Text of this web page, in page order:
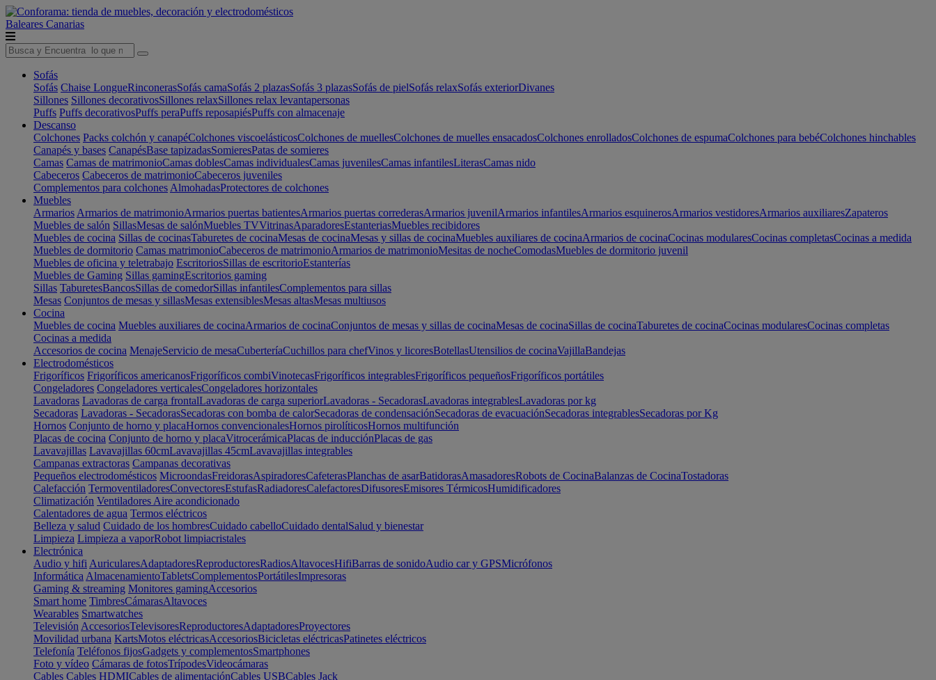
Baleares Canarias
Sofás
Sofás Chaise LongueRinconerasSofás camaSofás 2 plazasSofás 3 plazasSofás de pielSofás relaxSofás exteriorDivanes
Sillones Sillones decorativosSillones relaxSillones relax levantapersonas
Puffs Puffs decorativosPuffs peraPuffs reposapiésPuffs con almacenaje
Descanso
Colchones Packs colchón y canapéColchones viscoelásticosColchones de muellesColchones de muelles ensacadosColchones enrolladosColchones de espumaColchones para bebéColchones hinchables
Canapés y bases CanapésBase tapizadasSomieresPatas de somieres
Camas Camas de matrimonioCamas doblesCamas individualesCamas juvenilesCamas infantilesLiterasCamas nido
Cabeceros Cabeceros de matrimonioCabeceros juveniles
Complementos para colchones AlmohadasProtectores de colchones
Muebles
Armarios Armarios de matrimonioArmarios puertas batientesArmarios puertas correderasArmarios juvenilArmarios infantilesArmarios esquinerosArmarios vestidoresArmarios auxiliaresZapateros
Muebles de salón SillasMesas de salónMuebles TVVitrinasAparadoresEstanteriasMuebles recibidores
Muebles de cocina Sillas de cocinasTaburetes de cocinaMesas de cocinaMesas y sillas de cocinaMuebles auxiliares de cocinaArmarios de cocinaCocinas modularesCocinas completasCocinas a medida
Muebles de dormitorio Camas matrimonioCabeceros de matrimonioArmarios de matrimonioMesitas de nocheComodasMuebles de dormitorio juvenil
Muebles de oficina y teletrabajo EscritoriosSillas de escritorioEstanterías
Muebles de Gaming Sillas gamingEscritorios gaming
Sillas TaburetesBancosSillas de comedorSillas infantilesComplementos para sillas
Mesas Conjuntos de mesas y sillasMesas extensiblesMesas altasMesas multiusos
Cocina
Muebles de cocina Muebles auxiliares de cocinaArmarios de cocinaConjuntos de mesas y sillas de cocinaMesas de cocinaSillas de cocinaTaburetes de cocinaCocinas modularesCocinas completas
Cocinas a medida
Accesorios de cocina MenajeServicio de mesaCuberteríaCuchillos para chefVinos y licoresBotellasUtensilios de cocinaVajillaBandejas
Electrodomésticos
Frigoríficos Frigoríficos americanosFrigoríficos combiVinotecasFrigoríficos integrablesFrigoríficos pequeñosFrigoríficos portátiles
Congeladores Congeladores verticalesCongeladores horizontales
Lavadoras Lavadoras de carga frontalLavadoras de carga superiorLavadoras - SecadorasLavadoras integrablesLavadoras por kg
Secadoras Lavadoras - SecadorasSecadoras con bomba de calorSecadoras de condensaciónSecadoras de evacuaciónSecadoras integrablesSecadoras por Kg
Hornos Conjunto de horno y placaHornos convencionalesHornos pirolíticosHornos multifunción
Placas de cocina Conjunto de horno y placaVitrocerámicaPlacas de inducciónPlacas de gas
Lavavajillas Lavavajillas 60cmLavavajillas 45cmLavavajillas integrables
Campanas extractoras Campanas decorativas
Pequeños electrodomésticos MicroondasFreidorasAspiradoresCafeterasPlanchas de asarBatidorasAmasadoresRobots de CocinaBalanzas de CocinaTostadoras
Calefacción TermoventiladoresConvectoresEstufasRadiadoresCalefactoresDifusoresEmisores TérmicosHumidificadores
Climatización Ventiladores Aire acondicionado
Calentadores de agua Termos eléctricos
Belleza y salud Cuidado de los hombresCuidado cabelloCuidado dentalSalud y bienestar
Limpieza Limpieza a vaporRobot limpiacristales
Electrónica
Audio y hifi AuricularesAdaptadoresReproductoresRadiosAltavocesHifiBarras de sonidoAudio car y GPSMicrófonos
Informática AlmacenamientoTabletsComplementosPortátilesImpresoras
Gaming & streaming Monitores gamingAccesorios
Smart home TimbresCámarasAltavoces
Wearables Smartwatches
Televisión AccesoriosTelevisoresReproductoresAdaptadoresProyectores
Movilidad urbana KartsMotos eléctricasAccesoriosBicicletas eléctricasPatinetes eléctricos
Telefonía Teléfonos fijosGadgets y complementosSmartphones
Foto y vídeo Cámaras de fotosTrípodesVideocámaras
Cables Cables HDMICables de alimentaciónCables USBCables Jack